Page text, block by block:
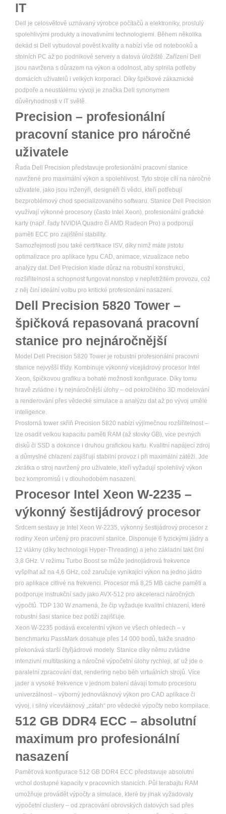
IT
Dell je celosvětově uznávaný výrobce počítačů a elektroniky, proslulý
spolehlivými produkty a inovativními technologiemi. Během několika
dekád si Dell vybudoval pověst kvality a nabízí vše od notebooků a
stolních PC až po podnikové servery a datová úložiště. Zařízení Dell
jsou navržena s důrazem na výkon a odolnost, aby splnila potřeby
domácích uživatelů i velkých korporací. Díky špičkové zákaznické
podpoře a neustálému vývoji je značka Dell synonymem
důvěryhodnosti v IT světě.
Precision – profesionální
pracovní stanice pro náročné
uživatele
Řada Dell Precision představuje profesionální pracovní stanice
navržené pro maximální výkon a spolehlivost. Tyto stroje cílí na náročné
uživatele, jako jsou inženýři, designéři či vědci, kteří potřebují
bezproblémový chod specializovaného softwaru. Stanice Dell Precision
využívají výkonné procesory (často Intel Xeon), profesionální grafické
karty (např. řady NVIDIA Quadro či AMD Radeon Pro) a podporují
paměti ECC pro zajištění stability.
Samozřejmostí jsou také certifikace ISV, díky nimž máte jistotu
optimalizace pro aplikace typu CAD, animace, vizualizace nebo
analýzy dat. Dell Precision klade důraz na robustní konstrukci,
rozšiřitelnost a schopnost fungovat nonstop v nepřetržitém provozu, což
z něj činí ideální volbu pro kritické profesionální nasazení.
Dell Precision 5820 Tower –
špičková repasovaná pracovní
stanice pro nejnáročnější
Model Dell Precision 5820 Tower je robustní profesionální pracovní
stanice nejvyšší třídy. Kombinuje výkonný vícejádrový procesor Intel
Xeon, špičkovou grafiku a bohaté možnosti konfigurace. Díky tomu
hravě zvládne i ty nejnáročnější úlohy – od pokročilého 3D modelování
a renderování přes vědecké simulace a analýzu dat až po vývoj umělé
inteligence.
Prostorná tower skříň Precision 5820 nabízí výjimečnou rozšiřitelnost –
lze osadit velkou kapacitu paměti RAM (až stovky GB), více pevných
disků či SSD a dokonce i druhou grafickou kartu. Kvalitní napájecí zdroj
a důmyslné chlazení zajišťují stabilní provoz i při maximální zátěži. Jde
zkrátka o stroj navržený pro uživatele, kteří vyžadují spolehlivý výkon
bez kompromisů i v dlouhodobém nasazení.
Procesor Intel Xeon W-2235 –
výkonný šestijádrový procesor
Srdcem sestavy je Intel Xeon W-2235, výkonný šestijádrový procesor z
rodiny Xeon určený pro pracovní stanice. Disponuje 6 fyzickými jádry a
12 vlákny (díky technologii Hyper-Threading) a jeho základní takt činí
3,8 GHz. V režimu Turbo Boost se může jednojádrová frekvence
vyšplhat až na 4,6 GHz, což zaručuje vynikající výkon na jedno jádro
pro aplikace citlivé na frekvenci. Procesor má 8,25 MB cache paměti a
podporuje instrukční sady jako AVX-512 pro akceleraci náročných
výpočtů. TDP 130 W znamená, že čip vyžaduje kvalitní chlazení, které
robustní šasi stanice bez potíží zajišťuje.
Xeon W-2235 podává excelentní výkon ve všech ohledech – v
benchmarku PassMark dosahuje přes 14 000 bodů, takže snadno
překonává starší čtyřjádrové modely. Stanice díky němu zvládne
intenzivní multitasking a náročné výpočetní úlohy rychleji, ať už jde o
paralelní zpracování dat, rendering nebo běh virtuálních strojů. Více
jader a vysoké frekvence v jednom balení dávají tomuto procesoru
univerzálnost – výborný jednovláknový výkon pro CAD aplikace či
vývoj, i silný vícevláknový „zátah“ pro vědecké výpočty nebo kompilace.
512 GB DDR4 ECC – absolutní
maximum pro profesionální
nasazení
Paměťová konfigurace 512 GB DDR4 ECC představuje absolutní
vrchol dostupné kapacity v pracovních stanicích. Půl terabajtu RAM
umožňuje provádět výpočty a simulace, které by jinak vyžadovaly
výpočetní clustery – od zpracování obrovských datových sad přes